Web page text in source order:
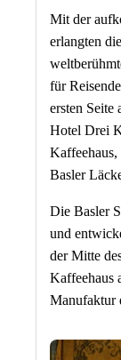
Mit der
erlangten
für
ersten
Hotel Drei
Kaffeehaus,
Basler
Die Basler
und
der Mitte
Kaffeehaus
Manufaktur